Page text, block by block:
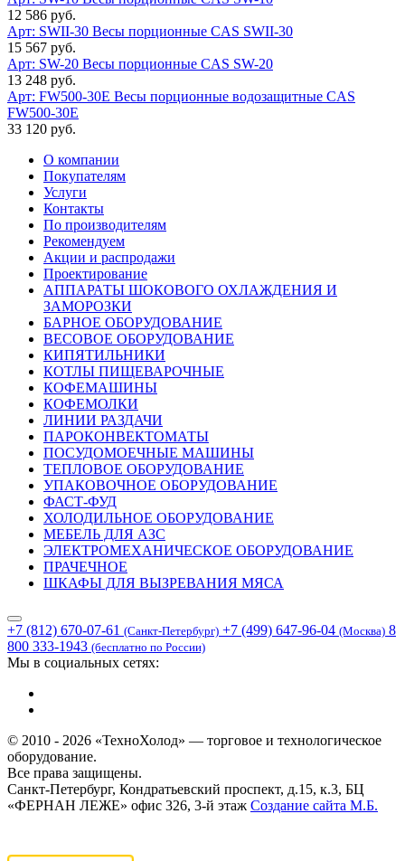
12 586 руб.
Арт: SWII-30 Весы порционные CAS SWII-30
15 567 руб.
Арт: SW-20 Весы порционные CAS SW-20
13 248 руб.
Арт: FW500-30E Весы порционные водозащитные CAS
FW500-30E
33 120 руб.
О компании
Покупателям
Услуги
Контакты
По производителям
Рекомендуем
Акции и распродажи
Проектирование
АППАРАТЫ ШОКОВОГО ОХЛАЖДЕНИЯ И
ЗАМОРОЗКИ
БАРНОЕ ОБОРУДОВАНИЕ
ВЕСОВОЕ ОБОРУДОВАНИЕ
КИПЯТИЛЬНИКИ
КОТЛЫ ПИЩЕВАРОЧНЫЕ
КОФЕМАШИНЫ
КОФЕМОЛКИ
ЛИНИИ РАЗДАЧИ
ПАРОКОНВЕКТОМАТЫ
ПОСУДОМОЕЧНЫЕ МАШИНЫ
ТЕПЛОВОЕ ОБОРУДОВАНИЕ
УПАКОВОЧНОЕ ОБОРУДОВАНИЕ
ФАСТ-ФУД
ХОЛОДИЛЬНОЕ ОБОРУДОВАНИЕ
МЕБЕЛЬ ДЛЯ АЗС
ЭЛЕКТРОМЕХАНИЧЕСКОЕ ОБОРУДОВАНИЕ
ПРАЧЕЧНОЕ
ШКАФЫ ДЛЯ ВЫЗРЕВАНИЯ МЯСА
+7 (812) 670-07-61 (Санкт-Петербург) +7 (499) 647-96-04 (Москва) 8
800 333-1943 (бесплатно по России)
Мы в социальных сетях:
© 2010 - 2026 «ТехноХолод» — торговое и технологическое
оборудование.
Все права защищены.
Санкт-Петербург, Кондратьевский проспект, д.15, к.3, БЦ
«ФЕРНАН ЛЕЖЕ» офис 326, 3-й этаж Создание сайта М.Б.